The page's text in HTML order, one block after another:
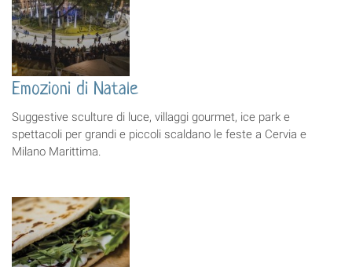
Emozioni di Natale
Suggestive sculture di luce, villaggi gourmet, ice park e
spettacoli per grandi e piccoli scaldano le feste a Cervia e
Milano Marittima.